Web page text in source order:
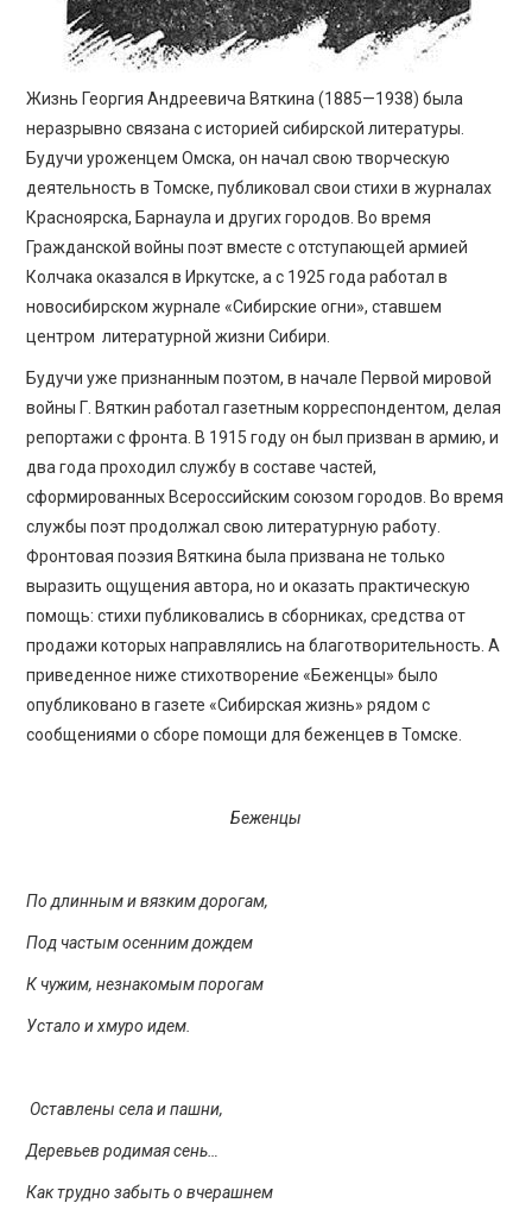
Жизнь Георгия Андреевича Вяткина (1885—1938) была
неразрывно связана с историей сибирской литературы.
Будучи уроженцем Омска, он начал свою творческую
деятельность в Томске, публиковал свои стихи в журналах
Красноярска, Барнаула и других городов. Во время
Гражданской войны поэт вместе с отступающей армией
Колчака оказался в Иркутске, а с 1925 года работал в
новосибирском журнале «Сибирские огни», ставшем
центром литературной жизни Сибири.
Будучи уже признанным поэтом, в начале Первой мировой
войны Г. Вяткин работал газетным корреспондентом, делая
репортажи с фронта. В 1915 году он был призван в армию, и
два года проходил службу в составе частей,
сформированных Всероссийским союзом городов. Во время
службы поэт продолжал свою литературную работу.
Фронтовая поэзия Вяткина была призвана не только
выразить ощущения автора, но и оказать практическую
помощь: стихи публиковались в сборниках, средства от
продажи которых направлялись на благотворительность. А
приведенное ниже стихотворение «Беженцы» было
опубликовано в газете «Сибирская жизнь» рядом с
сообщениями о сборе помощи для беженцев в Томске.
Беженцы
По длинным и вязким дорогам,
Под частым осенним дождем
К чужим, незнакомым порогам
Устало и хмуро идем.
Оставлены села и пашни,
Деревьев родимая сень…
Как трудно забыть о вчерашнем